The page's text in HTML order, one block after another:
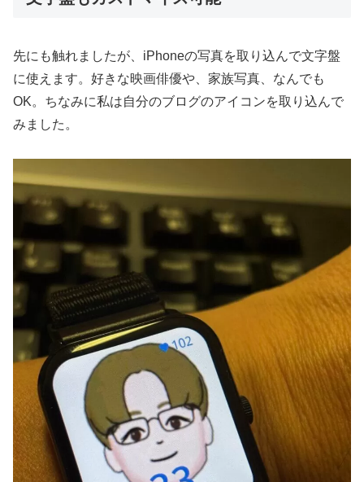
先にも触れましたが、iPhoneの写真を取り込んで文字盤
に使えます。好きな映画俳優や、家族写真、なんでも
OK。ちなみに私は自分のブログのアイコンを取り込んで
みました。